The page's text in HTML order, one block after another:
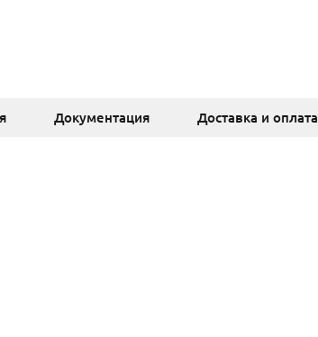
Документация Доставка и оплата